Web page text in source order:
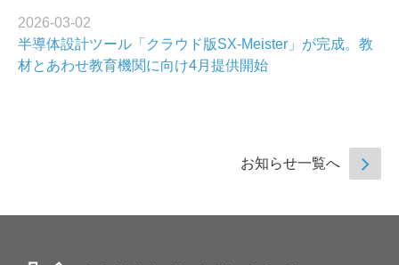
2026-03-02
半導体設計ツール「クラウド版SX-Meister」が完成。教
材とあわせ教育機関に向け4月提供開始
お知らせ一覧へ